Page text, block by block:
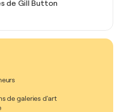
de Gill Button
de galeries d'art